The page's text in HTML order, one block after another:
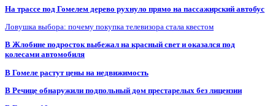
На трассе под Гомелем дерево рухнуло прямо на пассажирский автобус
Ловушка выбора: почему покупка телевизора стала квестом
В Жлобине подросток выбежал на красный свет и оказался под
колесами автомобиля
В Гомеле растут цены на недвижимость
В Речице обнаружили подпольный дом престарелых без лицензии